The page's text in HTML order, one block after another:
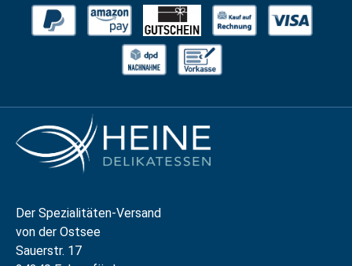
Der Spezialitäten-Versand
von der Ostsee
Sauerstr. 17